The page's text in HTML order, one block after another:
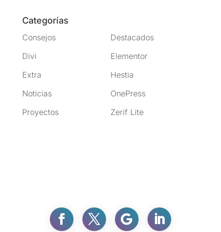
Categorías
Consejos
Destacados
Divi
Elementor
Extra
Hestia
Noticias
OnePress
Proyectos
Zerif Lite
Twitter